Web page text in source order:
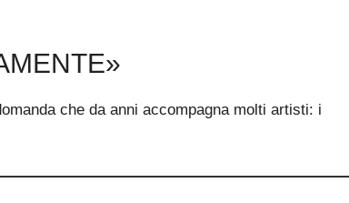
che da anni accompagna molti artisti: i